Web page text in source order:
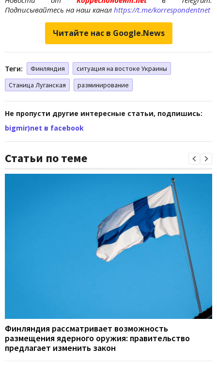
Подписывайтесь на наш канал https://t.me/korrespondentnet
Читайте нас в Google.News
Теги: Финляндия
ситуация на востоке Украины
Станица Луганская
разминирование
Не пропусти другие интересные статьи, подпишись:
bigmir)net в facebook
Статьи по теме
Финляндия рассматривает возможность
размещения ядерного оружия: правительство
предлагает изменить закон